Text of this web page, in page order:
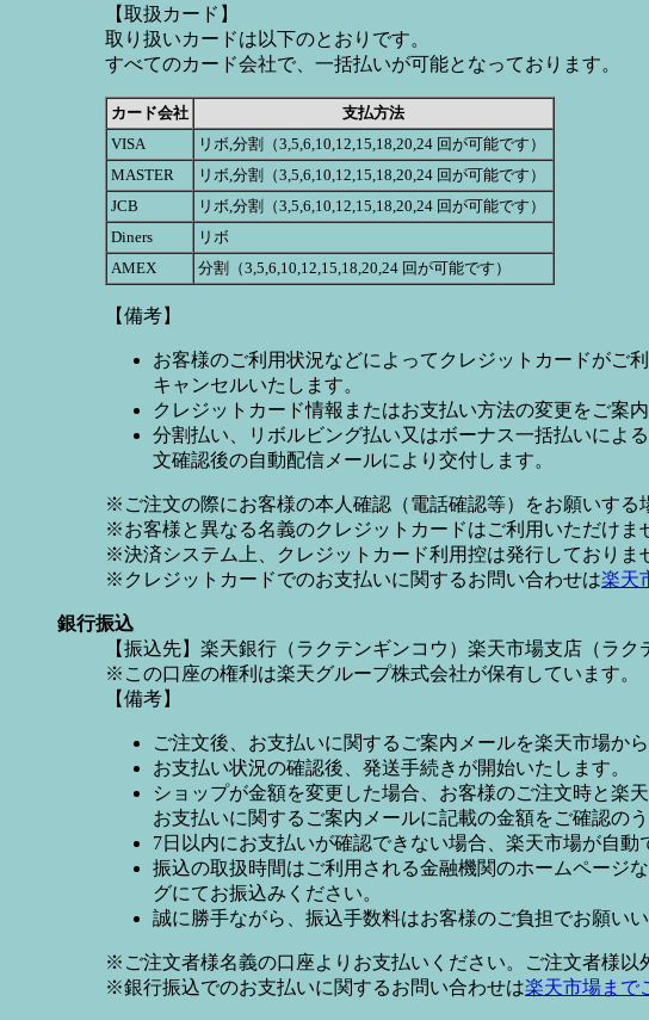
【取扱カード】
取り扱いカードは以下のとおりです。
すべてのカード会社で、一括払いが可能となっております。
カード会社
支払方法
VISA
リボ,分割（3,5,6,10,12,15,18,20,24 回が可能です）
MASTER
リボ,分割（3,5,6,10,12,15,18,20,24 回が可能です）
JCB
リボ,分割（3,5,6,10,12,15,18,20,24 回が可能です）
Diners
リボ
AMEX
分割（3,5,6,10,12,15,18,20,24 回が可能です）
【備考】
お客様のご利用状況などによってクレジットカードがご
キャンセルいたします。
クレジットカード情報またはお支払い方法の変更をご案
分割払い、リボルビング払い又はボーナス一括払いによ
文確認後の自動配信メールにより交付します。
※ご注文の際にお客様の本人確認（電話確認等）をお願いする
※お客様と異なる名義のクレジットカードはご利用いただけま
※決済システム上、クレジットカード利用控は発行しておりま
※クレジットカードでのお支払いに関するお問い合わせは楽天
銀行振込
【振込先】楽天銀行（ラクテンギンコウ）楽天市場支店（ラ
※この口座の権利は楽天グループ株式会社が保有しています。
【備考】
ご注文後、お支払いに関するご案内メールを楽天市場か
お支払い状況の確認後、発送手続きが開始いたします。
ショップが金額を変更した場合、お客様のご注文時と楽
お支払いに関するご案内メールに記載の金額をご確認の
7日以内にお支払いが確認できない場合、楽天市場が自動
振込の取扱時間はご利用される金融機関のホームページ
グにてお振込みください。
誠に勝手ながら、振込手数料はお客様のご負担でお願いい
※ご注文者様名義の口座よりお支払いください。ご注文者様以
※銀行振込でのお支払いに関するお問い合わせは楽天市場まで